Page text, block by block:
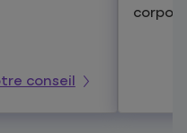
conseil